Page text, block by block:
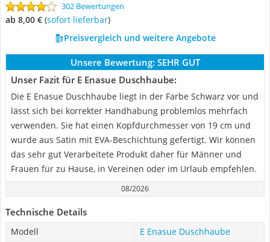
302 Bewertungen
ab 8,00 € ( Sofort lieferbar)
Preisvergleich und weitere Angebote
Unsere Bewertung: SEHR GUT
Unser Fazit für E Enasue Duschhaube:
Die E Enasue Duschhaube liegt in der Farbe Schwarz vor und
lässt sich bei korrekter Handhabung problemlos mehrfach
verwenden. Sie hat einen Kopfdurchmesser von 19 cm und
wurde aus Satin mit EVA-Beschichtung gefertigt. Wir können
das sehr gut Verarbeitete Produkt daher für Männer und
Frauen für zu Hause, in Vereinen oder im Urlaub empfehlen.
08/2026
Technische Details
Modell E Enasue Duschhaube